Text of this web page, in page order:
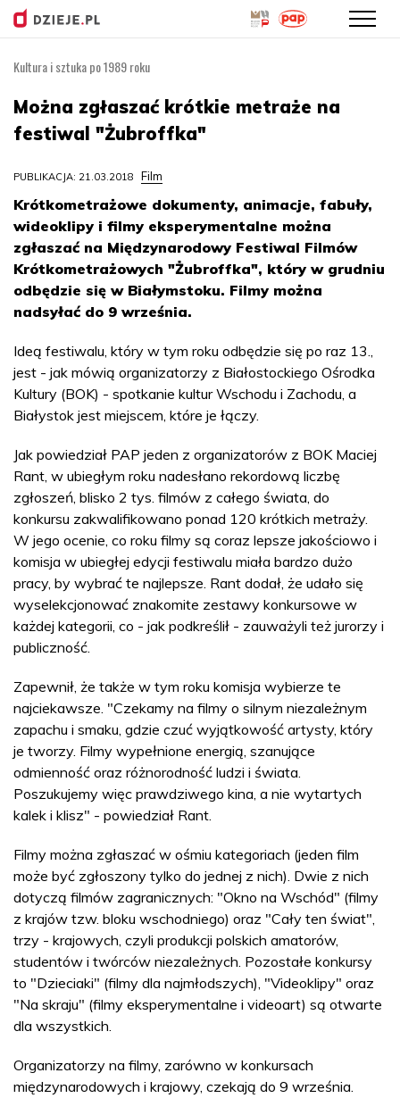
treści
Kultura i sztuka po 1989 roku
Można zgłaszać krótkie metraże na
festiwal "Żubroffka"
PUBLIKACJA: 21.03.2018 Film
Krótkometrażowe dokumenty, animacje, fabuły,
wideoklipy i filmy eksperymentalne można
zgłaszać na Międzynarodowy Festiwal Filmów
Krótkometrażowych "Żubroffka", który w grudniu
odbędzie się w Białymstoku. Filmy można
nadsyłać do 9 września.
Ideą festiwalu, który w tym roku odbędzie się po raz 13.,
jest - jak mówią organizatorzy z Białostockiego Ośrodka
Kultury (BOK) - spotkanie kultur Wschodu i Zachodu, a
Białystok jest miejscem, które je łączy.
Jak powiedział PAP jeden z organizatorów z BOK Maciej
Rant, w ubiegłym roku nadesłano rekordową liczbę
zgłoszeń, blisko 2 tys. filmów z całego świata, do
konkursu zakwalifikowano ponad 120 krótkich metraży.
W jego ocenie, co roku filmy są coraz lepsze jakościowo i
komisja w ubiegłej edycji festiwalu miała bardzo dużo
pracy, by wybrać te najlepsze. Rant dodał, że udało się
wyselekcjonować znakomite zestawy konkursowe w
każdej kategorii, co - jak podkreślił - zauważyli też jurorzy i
publiczność.
Zapewnił, że także w tym roku komisja wybierze te
najciekawsze. "Czekamy na filmy o silnym niezależnym
zapachu i smaku, gdzie czuć wyjątkowość artysty, który
je tworzy. Filmy wypełnione energią, szanujące
odmienność oraz różnorodność ludzi i świata.
Poszukujemy więc prawdziwego kina, a nie wytartych
kalek i klisz" - powiedział Rant.
Filmy można zgłaszać w ośmiu kategoriach (jeden film
może być zgłoszony tylko do jednej z nich). Dwie z nich
dotyczą filmów zagranicznych: "Okno na Wschód" (filmy
z krajów tzw. bloku wschodniego) oraz "Cały ten świat",
trzy - krajowych, czyli produkcji polskich amatorów,
studentów i twórców niezależnych. Pozostałe konkursy
to "Dzieciaki" (filmy dla najmłodszych), "Videoklipy" oraz
"Na skraju" (filmy eksperymentalne i videoart) są otwarte
dla wszystkich.
Organizatorzy na filmy, zarówno w konkursach
międzynarodowych i krajowy, czekają do 9 września.